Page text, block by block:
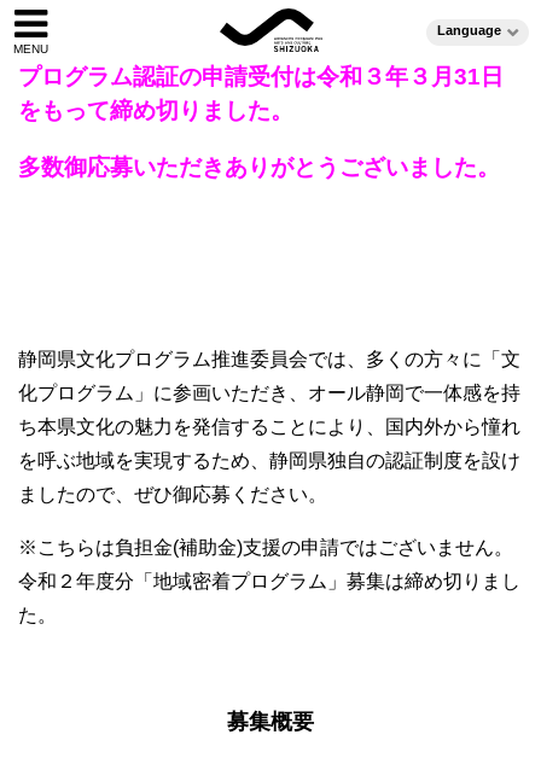
Language
プログラム認証の申請受付は令和３年３月31日
をもって締め切りました。
多数御応募いただきありがとうございました。
静岡県文化プログラム推進委員会では、多くの方々に「文
化プログラム」に参画いただき、オール静岡で一体感を持
ち本県文化の魅力を発信することにより、国内外から憧れ
を呼ぶ地域を実現するため、静岡県独自の認証制度を設け
ましたので、ぜひ御応募ください。
※こちらは負担金(補助金)支援の申請ではございません。
令和２年度分「地域密着プログラム」募集は締め切りまし
た。
募集概要